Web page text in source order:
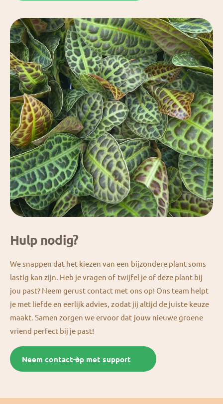
Hulp nodig?
We snappen dat het kiezen van een bijzondere plant soms
lastig kan zijn. Heb je vragen of twijfel je of deze plant bij
jou past? Neem gerust contact met ons op! Ons team helpt
je met liefde en eerlijk advies, zodat jij altijd de juiste keuze
maakt. Samen zorgen we ervoor dat jouw nieuwe groene
vriend perfect bij je past!
Neem contact op met support